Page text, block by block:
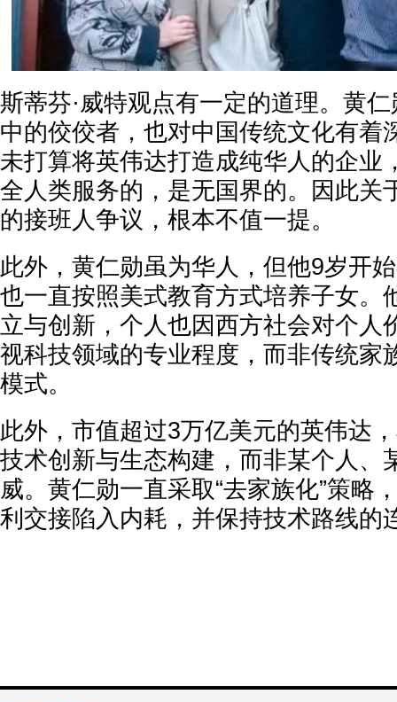
斯蒂芬·威特观点有一定的道理。黄
中的佼佼者，也对中国传统文化有着
未打算将英伟达打造成纯华人的企业
全人类服务的，是无国界的。因此关
的接班人争议，根本不值一提。
此外，黄仁勋虽为华人，但他9岁开
也一直按照美式教育方式培养子女。
立与创新，个人也因西方社会对个人
视科技领域的专业程度，而非传统家
模式。
此外，市值超过3万亿美元的英伟达
技术创新与生态构建，而非某个人、
威。黄仁勋一直采取“去家族化”策略
利交接陷入内耗，并保持技术路线的